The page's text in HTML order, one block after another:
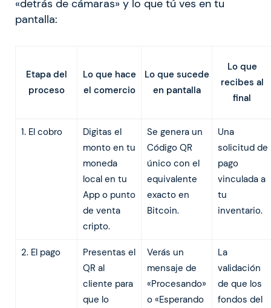
«detrás de cámaras» y lo que tú ves en tu
pantalla:
Etapa del
proceso
Lo que hace
el comercio
Lo que sucede
en pantalla
Lo que
recibes al
final
1. El cobro
Digitas el
monto en tu
moneda
local en tu
App o punto
de venta
cripto.
Se genera un
Código QR
único con el
equivalente
exacto en
Bitcoin.
Una
solicitud de
pago
vinculada a
tu
inventario.
2. El pago
Presentas el
QR al
cliente para
que lo
Verás un
mensaje de
«Procesando»
o «Esperando
La
validación
de que los
fondos del